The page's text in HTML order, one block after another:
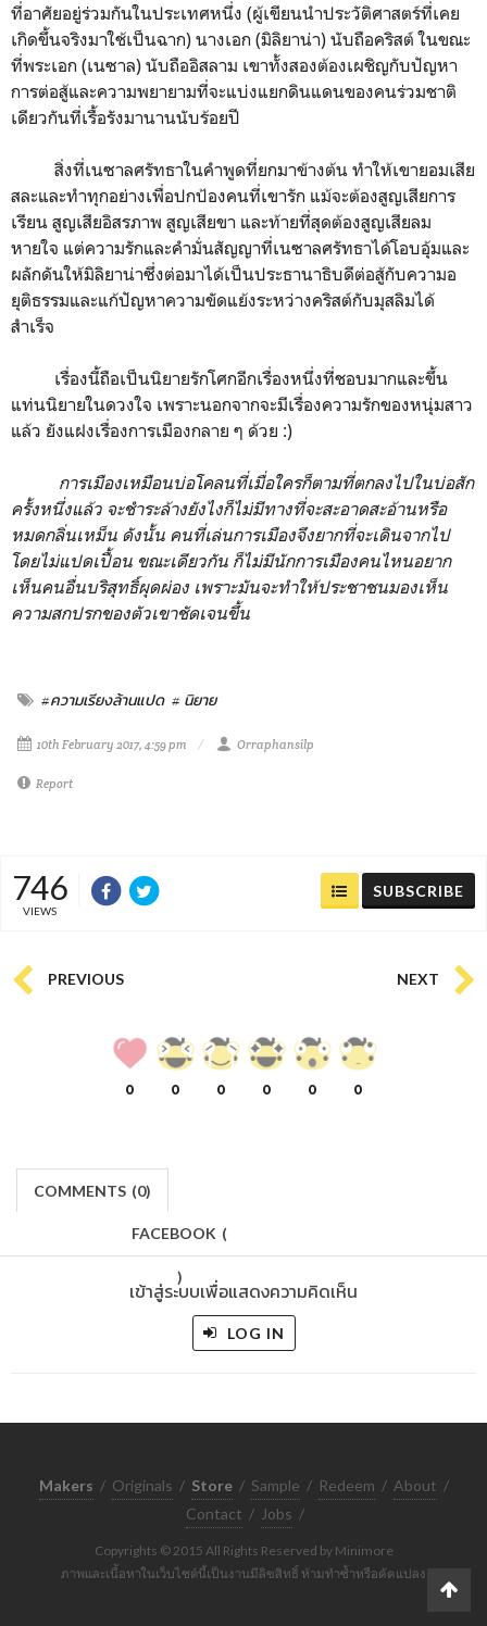
ที่อาศัยอยู่ร่วมกันในประเทศหนึ่ง (ผู้เขียนนำประวัติศาสตร์ที่เคย
เกิดขึ้นจริงมาใช้เป็นฉาก) นางเอก (มิลิยาน่า) นับถือคริสต์ ในขณะ
ที่พระเอก (เนซาล) นับถืออิสลาม เขาทั้งสองต้องเผชิญกับปัญหา
การต่อสู้และความพยายามที่จะแบ่งแยกดินแดนของคนร่วมชาติ
เดียวกันที่เรื้อรังมานานนับร้อยปี
สิ่งที่เนซาลศรัทธาในคำพูดที่ยกมาข้างต้น ทำให้เขายอมเสีย
สละและทำทุกอย่างเพื่อปกป้องคนที่เขารัก แม้จะต้องสูญเสียการ
เรียน สูญเสียอิสรภาพ สูญเสียขา และท้ายที่สุดต้องสูญเสียลม
หายใจ แต่ความรักและคำมั่นสัญญาที่เนซาลศรัทธาได้โอบอุ้มและ
ผลักดันให้มิลิยาน่าซึ่งต่อมาได้เป็นประธานาธิบดีต่อสู้กับความอ
ยุติธรรมและแก้ปัญหาความขัดแย้งระหว่างคริสต์กับมุสลิมได้
สำเร็จ
เรื่องนี้ถือเป็นนิยายรักโศกอีกเรื่องหนึ่งที่ชอบมากและขึ้น
แท่นนิยายในดวงใจ เพราะนอกจากจะมีเรื่องความรักของหนุ่มสาว
แล้ว ยังแฝงเรื่องการเมืองกลาย ๆ ด้วย :)
การเมืองเหมือนบ่อโคลนที่เมื่อใครก็ตามที่ตกลงไปในบ่อสัก
ครั้งหนึ่งแล้ว จะชำระล้างยังไงก็ไม่มีทางที่จะสะอาดสะอ้านหรือ
หมดกลิ่นเหม็น ดังนั้น คนที่เล่นการเมืองจึงยากที่จะเดินจากไป
โดยไม่แปดเปื้อน ขณะเดียวกัน ก็ไม่มีนักการเมืองคนไหนอยาก
เห็นคนอื่นบริสุทธิ์ผุดผ่อง เพราะมันจะทำให้ประชาชนมองเห็น
ความสกปรกของตัวเขาชัดเจนขึ้น
#ความเรียงล้านแปด # นิยาย
10th February 2017, 4:59 pm Orraphansilp
Report
746
VIEWS
SUBSCRIBE
PREVIOUS NEXT
0 0 0 0 0 0
COMMENTS (0)
FACEBOOK (
)
เข้าสู่ระบบเพื่อแสดงความคิดเห็น
LOG IN
Makers / Originals / Store / Sample / Redeem / About /
Contact / Jobs /
Copyrights © 2015 All Rights Reserved by Minimore
ภาพและเนื้อหาในเว็บไซต์นี้เป็นงานมีลิขสิทธิ์ ห้ามทำซ้ำหรือดัดแปลง